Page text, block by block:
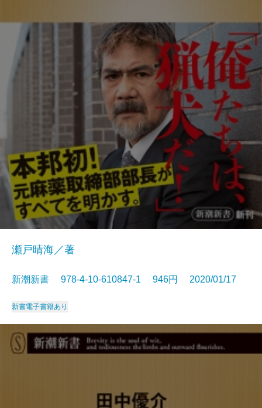
瀬戸晴海／著
新潮新書 978-4-10-610847-1 946円 2020/01/17
新書電子書籍あり